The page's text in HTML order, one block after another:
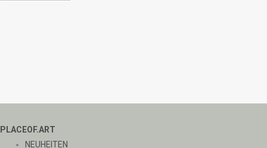
PLACEOF.ART
NEUHEITEN